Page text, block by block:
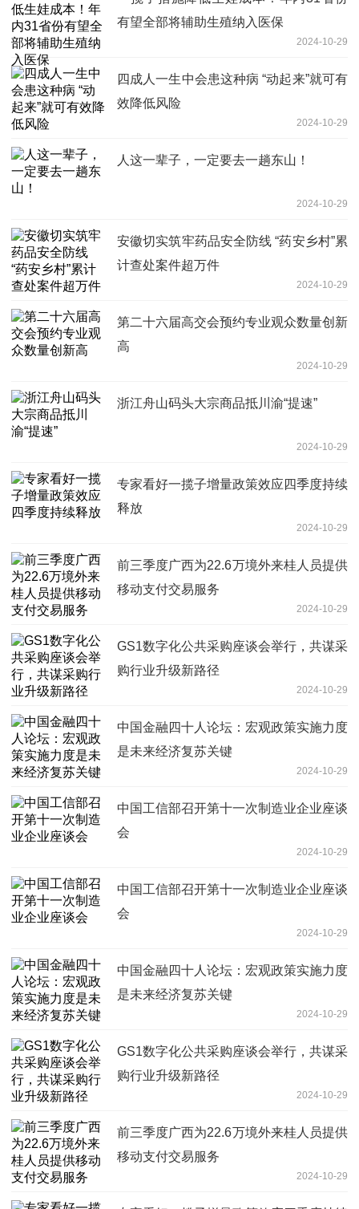
有望全部将辅助生殖纳入医保
2024-10-29
四成人一生中会患这种病 “动起来”就可有
效降低风险
2024-10-29
人这一辈子，一定要去一趟东山！
2024-10-29
安徽切实筑牢药品安全防线 “药安乡村”累
计查处案件超万件
2024-10-29
第二十六届高交会预约专业观众数量创新
高
2024-10-29
浙江舟山码头大宗商品抵川渝“提速”
2024-10-29
专家看好一揽子增量政策效应四季度持续
释放
2024-10-29
前三季度广西为22.6万境外来桂人员提供
移动支付交易服务
2024-10-29
GS1数字化公共采购座谈会举行，共谋采
购行业升级新路径
2024-10-29
中国金融四十人论坛：宏观政策实施力度
是未来经济复苏关键
2024-10-29
中国工信部召开第十一次制造业企业座谈
会
2024-10-29
中国工信部召开第十一次制造业企业座谈
会
2024-10-29
中国金融四十人论坛：宏观政策实施力度
是未来经济复苏关键
2024-10-29
GS1数字化公共采购座谈会举行，共谋采
购行业升级新路径
2024-10-29
前三季度广西为22.6万境外来桂人员提供
移动支付交易服务
2024-10-29